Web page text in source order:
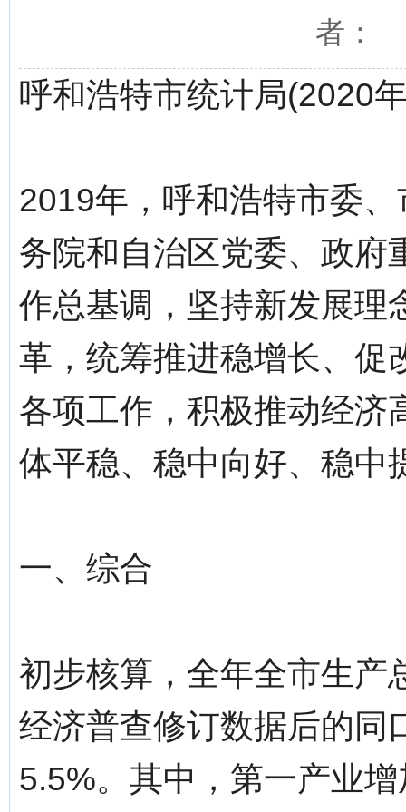
者：
呼和浩特市统计局(2020
2019年，呼和浩特市委
务院和自治区党委、政府
作总基调，坚持新发展理
革，统筹推进稳增长、促
各项工作，积极推动经济
体平稳、稳中向好、稳中
一、综合
初步核算，全年全市生产
经济普查修订数据后的同
5.5%。其中，第一产业